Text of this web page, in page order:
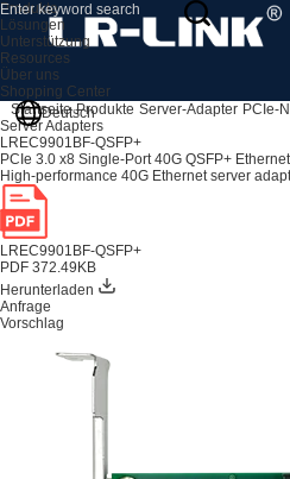
Produkte
Lösungen
Unterstützung
Resources
Über uns
Shopping Center
Deutsch
Startseite Produkte Server-Adapter PCIe-
Server Adapters
LREC9901BF-QSFP+
PCIe 3.0 x8 Single-Port 40G QSFP+
High-performance 40G Ethernet server
LREC9901BF-QSFP+
PDF 372.49KB
Herunterladen
Anfrage
Vorschlag